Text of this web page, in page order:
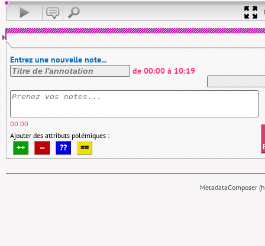
Entrez une nouvelle note...
de 00:00 à 10:19
00:00
Ajouter des attributs polémiques :
++ -- ?? ==
MetadataComposer